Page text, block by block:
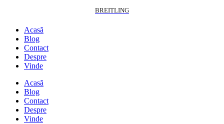
BREITLING
Acasă
Blog
Contact
Despre
Vinde
Acasă
Blog
Contact
Despre
Vinde